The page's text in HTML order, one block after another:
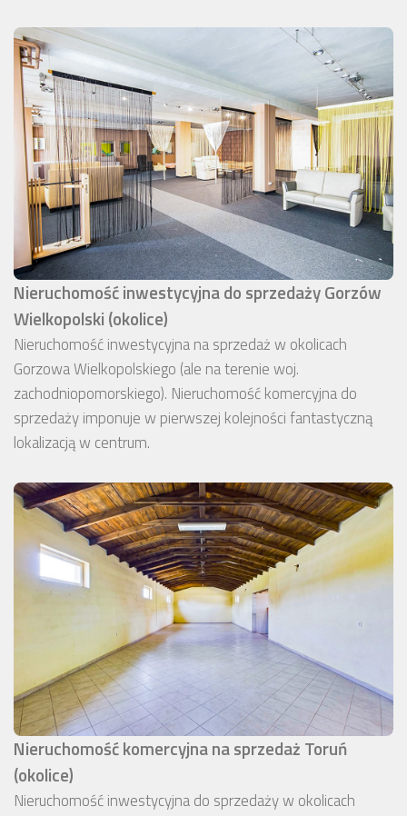
Nieruchomość inwestycyjna do sprzedaży Gorzów
Wielkopolski (okolice)
Nieruchomość inwestycyjna na sprzedaż w okolicach
Gorzowa Wielkopolskiego (ale na terenie woj.
zachodniopomorskiego). Nieruchomość komercyjna do
sprzedaży imponuje w pierwszej kolejności fantastyczną
lokalizacją w centrum.
Nieruchomość komercyjna na sprzedaż Toruń
(okolice)
Nieruchomość inwestycyjna do sprzedaży w okolicach